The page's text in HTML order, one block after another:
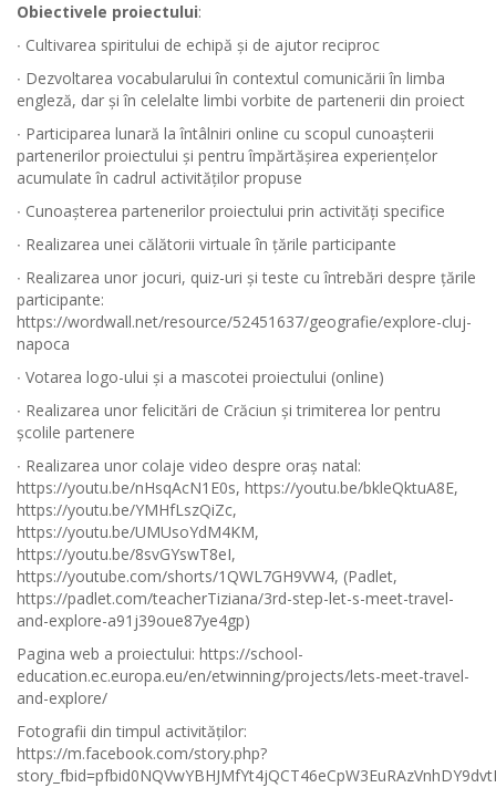
Obiectivele proiectului:
∙ Cultivarea spiritului de echipă și de ajutor reciproc
∙ Dezvoltarea vocabularului în contextul comunicării în limba
engleză, dar și în celelalte limbi vorbite de partenerii din proiect
∙ Participarea lunară la întâlniri online cu scopul cunoașterii
partenerilor proiectului și pentru împărtășirea experiențelor
acumulate în cadrul activităților propuse
∙ Cunoașterea partenerilor proiectului prin activități specifice
∙ Realizarea unei călătorii virtuale în țările participante
∙ Realizarea unor jocuri, quiz-uri și teste cu întrebări despre țările
participante:
https://wordwall.net/resource/52451637/geografie/explore-cluj-
napoca
∙ Votarea logo-ului și a mascotei proiectului (online)
∙ Realizarea unor felicitări de Crăciun și trimiterea lor pentru
școlile partenere
∙ Realizarea unor colaje video despre oraș natal:
https://youtu.be/nHsqAcN1E0s, https://youtu.be/bkleQktuA8E,
https://youtu.be/YMHfLszQiZc,
https://youtu.be/UMUsoYdM4KM,
https://youtu.be/8svGYswT8eI,
https://youtube.com/shorts/1QWL7GH9VW4, (Padlet,
https://padlet.com/teacherTiziana/3rd-step-let-s-meet-travel-
and-explore-a91j39oue87ye4gp)
Pagina web a proiectului: https://school-
education.ec.europa.eu/en/etwinning/projects/lets-meet-travel-
and-explore/
Fotografii din timpul activităților:
https://m.facebook.com/story.php?